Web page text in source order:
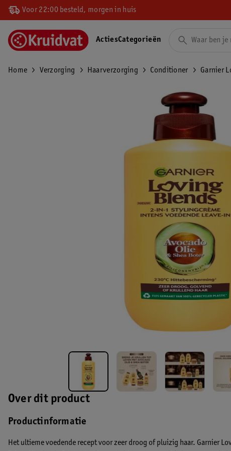
Voor 22:00 besteld, morgen in huis
ActiesCategorieën
Home Verzorging Haarverzorging Conditioner Garnier
Over dit product
Productinformatie
Het ultieme voedende recept voor zeer droog of pluizig haar. Garnier